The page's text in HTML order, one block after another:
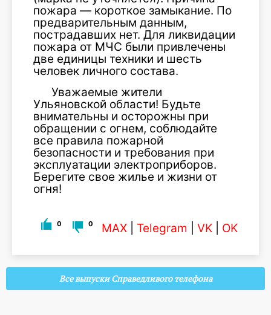
пожара — короткое замыкание. По
предварительным данным,
пострадавших нет. Для ликвидации
пожара от МЧС были привлечены
две единицы техники и шесть
человек личного состава.
Уважаемые жители
Ульяновской области! Будьте
внимательны и осторожны при
обращении с огнем, соблюдайте
все правила пожарной
безопасности и требования при
эксплуатации электроприборов.
Берегите свое жилье и жизни от
огня!
0 0 MAX Telegram VK OK
Все выпуски Справедливого телефона